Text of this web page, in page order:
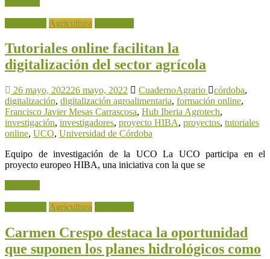
Agricultura
Tutoriales online facilitan la
digitalización del sector agrícola
26 mayo, 202226 mayo, 2022 CuadernoAgrario córdoba,
digitalización, digitalización agroalimentaria, formación online,
Francisco Javier Mesas Carrascosa, Hub Iberia Agrotech,
investigación, investigadores, proyecto HIBA, proyectos, tutoriales
online, UCO, Universidad de Córdoba
Equipo de investigación de la UCO La UCO participa en el
proyecto europeo HIBA, una iniciativa con la que se
Agricultura
Carmen Crespo destaca la oportunidad
que suponen los planes hidrológicos como